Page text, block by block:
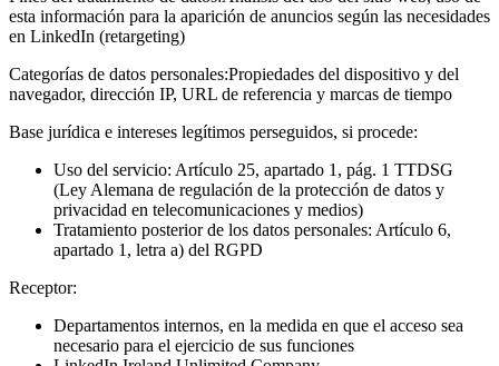
esta información para la aparición de anuncios según las necesidades
en LinkedIn (retargeting)
Categorías de datos personales:Propiedades del dispositivo y del
navegador, dirección IP, URL de referencia y marcas de tiempo
Base jurídica e intereses legítimos perseguidos, si procede:
Uso del servicio: Artículo 25, apartado 1, pág. 1 TTDSG
(Ley Alemana de regulación de la protección de datos y
privacidad en telecomunicaciones y medios)
Tratamiento posterior de los datos personales: Artículo 6,
apartado 1, letra a) del RGPD
Receptor:
Departamentos internos, en la medida en que el acceso sea
necesario para el ejercicio de sus funciones